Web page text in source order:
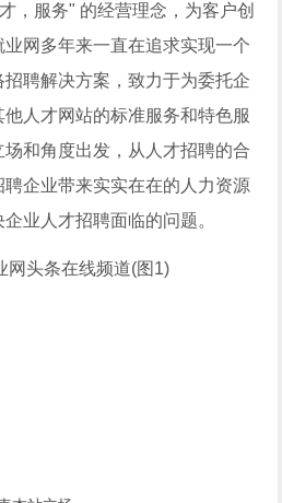
，服务" 的经营理念，为客户创
网多年来一直在追求实现一个
聘解决方案，致力于为委托企
人才网站的标准服务和特色服
和角度出发，从人才招聘的合
企业带来实实在在的人力资源
业人才招聘面临的问题。